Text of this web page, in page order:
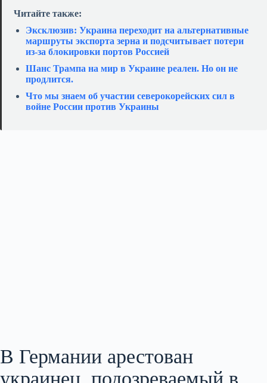
Читайте также:
Эксклюзив: Украина переходит на альтернативные
маршруты экспорта зерна и подсчитывает потери
из‑за блокировки портов Россией
Шанс Трампа на мир в Украине реален. Но он не
продлится.
Что мы знаем об участии северокорейских сил в
войне России против Украины
В Германии арестован
украинец, подозреваемый в